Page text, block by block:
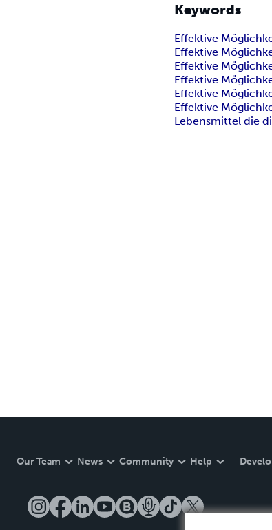
Keywords
Effektive
Effektive
Effektive
Effektive
Effektive
Effektive
Lebensmittel die
Our Team News Community Help